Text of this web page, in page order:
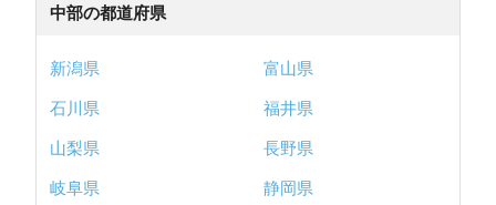
中部の都道府県
新潟県
富山県
石川県
福井県
山梨県
長野県
岐阜県
静岡県